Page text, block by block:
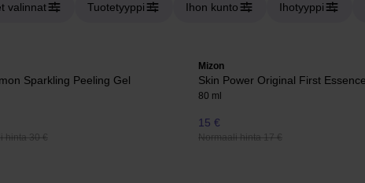
valinnat Tuotetyyppi Ihon kunto Ihotyyppi
Sparkling Peeling Gel
hinta 30 €
Mizon
Skin Power Original First Essence
80 ml
15 €
Normaali hinta 17 €